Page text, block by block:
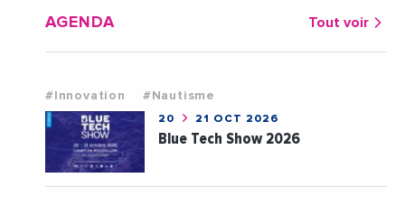
AGENDA Tout voir
#Innovation #Nautisme
20 21 OCT 2026
Blue Tech Show 2026